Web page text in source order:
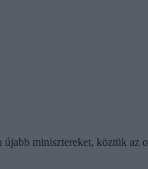
minisztereket, köztük az